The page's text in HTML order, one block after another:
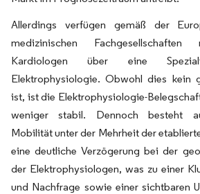
Allerdings verfügen gemäß der
medizinischen
Kardiologen über eine
Elektrophysiologie. Obwohl dies kein
ist, ist die Elektrophysiologie-
weniger stabil. Dennoch besteht
Mobilität unter der Mehrheit der
eine deutliche Verzögerung bei der
der Elektrophysiologen, was zu einer
und Nachfrage sowie einer sichtbaren